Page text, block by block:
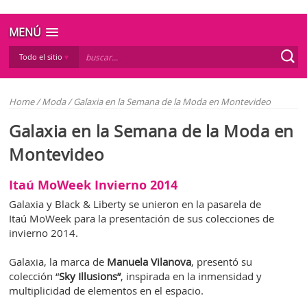
MENÚ
Todo el sitio
Home/Moda/Galaxia en la Semana de la Moda en Montevideo
Galaxia en la Semana de la Moda en
Montevideo
Itaú MoWeek Invierno 2014
Galaxia y Black & Liberty se unieron en la pasarela de
Itaú MoWeek para la presentación de sus colecciones de
invierno 2014.
Galaxia, la marca de Manuela Vilanova, presentó su
colección “Sky Illusions”, inspirada en la inmensidad y
multiplicidad de elementos en el espacio.